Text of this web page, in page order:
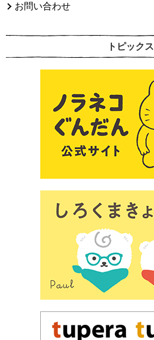
お問い合わせ
トピックス